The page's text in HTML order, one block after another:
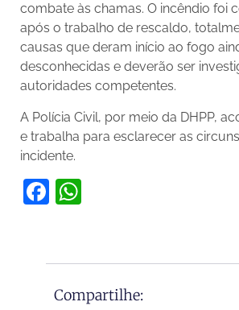
combate às chamas. O incêndio foi
após o trabalho de rescaldo,
causas que deram início ao fogo
desconhecidas e deverão ser
autoridades competentes.
A Polícia Civil, por meio da DHPP,
e trabalha para esclarecer as
incidente.
Facebook
Compartilhe: